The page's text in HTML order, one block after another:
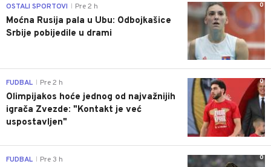
0
OSTALI SPORTOVI Pre 2 h
Moćna Rusija pala u Ubu: Odbojkašice
Srbije pobijedile u drami
0
FUDBAL Pre 2 h
Olimpijakos hoće jednog od najvažnijih
igrača Zvezde: "Kontakt je već
uspostavljen"
0
FUDBAL Pre 3 h